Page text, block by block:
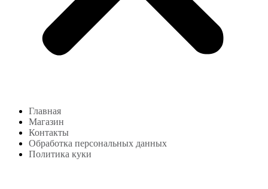
Главная
Магазин
Контакты
Обработка персональных данных
Политика куки